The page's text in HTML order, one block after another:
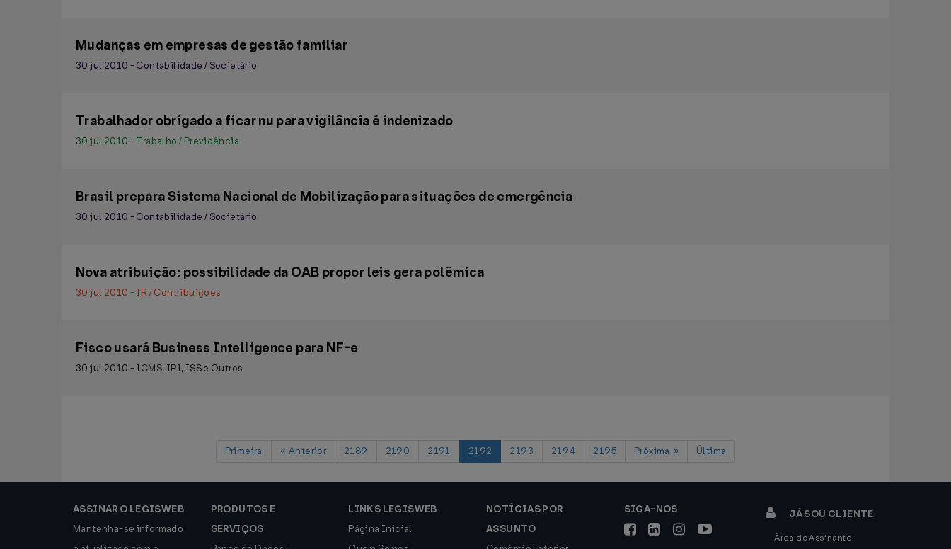
Mudanças em empresas de gestão familiar
30 jul 2010 - Contabilidade / Societário
Trabalhador obrigado a ficar nu para vigilância é indenizado
30 jul 2010 - Trabalho / Previdência
Brasil prepara Sistema Nacional de Mobilização para situações de emergência
30 jul 2010 - Contabilidade / Societário
Nova atribuição: possibilidade da OAB propor leis gera polêmica
30 jul 2010 - IR / Contribuições
Fisco usará Business Intelligence para NF-e
30 jul 2010 - ICMS, IPI, ISS e Outros
Primeira Anterior 2189 2190 2191 2192 2193 2194 2195 Próxima Última
ASSINAR O LEGISWEB
Mantenha-se informado
PRODUTOS E
SERVIÇOS
LINKS LEGISWEB
Página Inicial
NOTÍCIAS POR
ASSUNTO
SIGA-NOS JÁ SOU CLIENTE
Área do Assinante